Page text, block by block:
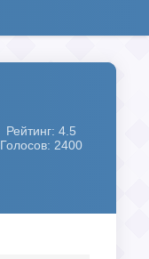
Рейтинг: 4.5
Голосов: 2400